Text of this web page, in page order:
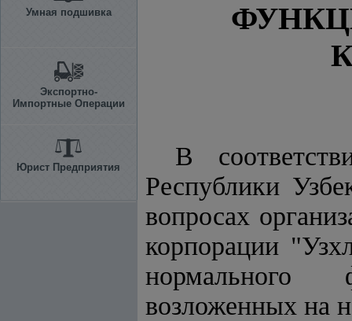
Умная подшивка
Экспортно-
Импортные Операции
Юрист Предприятия
В
Республики
вопросах
корпорации
нормального
возложенных на